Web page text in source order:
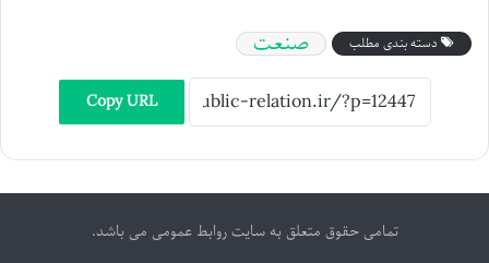
دسته بندی مطلب صنعت
Copy URL
تمامی حقوق متعلق به سایت روابط عمومی می باشد.